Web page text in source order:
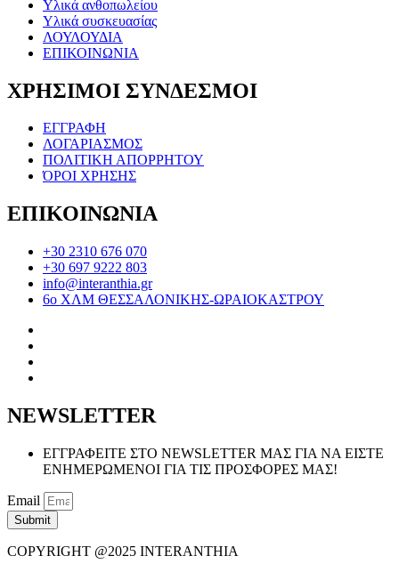
Υλικά ανθοπωλείου
Υλικά συσκευασίας
ΛΟΥΛΟΥΔΙΑ
ΕΠΙΚΟΙΝΩΝΙΑ
ΧΡΗΣΙΜΟΙ ΣΥΝΔΕΣΜΟΙ
ΕΓΓΡΑΦΗ
ΛΟΓΑΡΙΑΣΜΟΣ
ΠΟΛΙΤΙΚΗ ΑΠΟΡΡΗΤΟΥ
ΌΡΟΙ ΧΡΗΣΗΣ
ΕΠΙΚΟΙΝΩΝΙΑ
+30 2310 676 070
+30 697 9222 803
info@interanthia.gr
6ο ΧΛΜ ΘΕΣΣΑΛΟΝΙΚΗΣ-ΩΡΑΙΟΚΑΣΤΡΟΥ
NEWSLETTER
ΕΓΓΡΑΦΕΙΤΕ ΣΤΟ NEWSLETTER ΜΑΣ ΓΙΑ ΝΑ ΕΙΣΤΕ
ΕΝΗΜΕΡΩΜΕΝΟΙ ΓΙΑ ΤΙΣ ΠΡΟΣΦΟΡΕΣ ΜΑΣ!
Email
Submit
COPYRIGHT @2025 INTERANTHIA